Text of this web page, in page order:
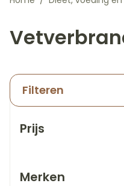
Filteren
Prijs
Merken